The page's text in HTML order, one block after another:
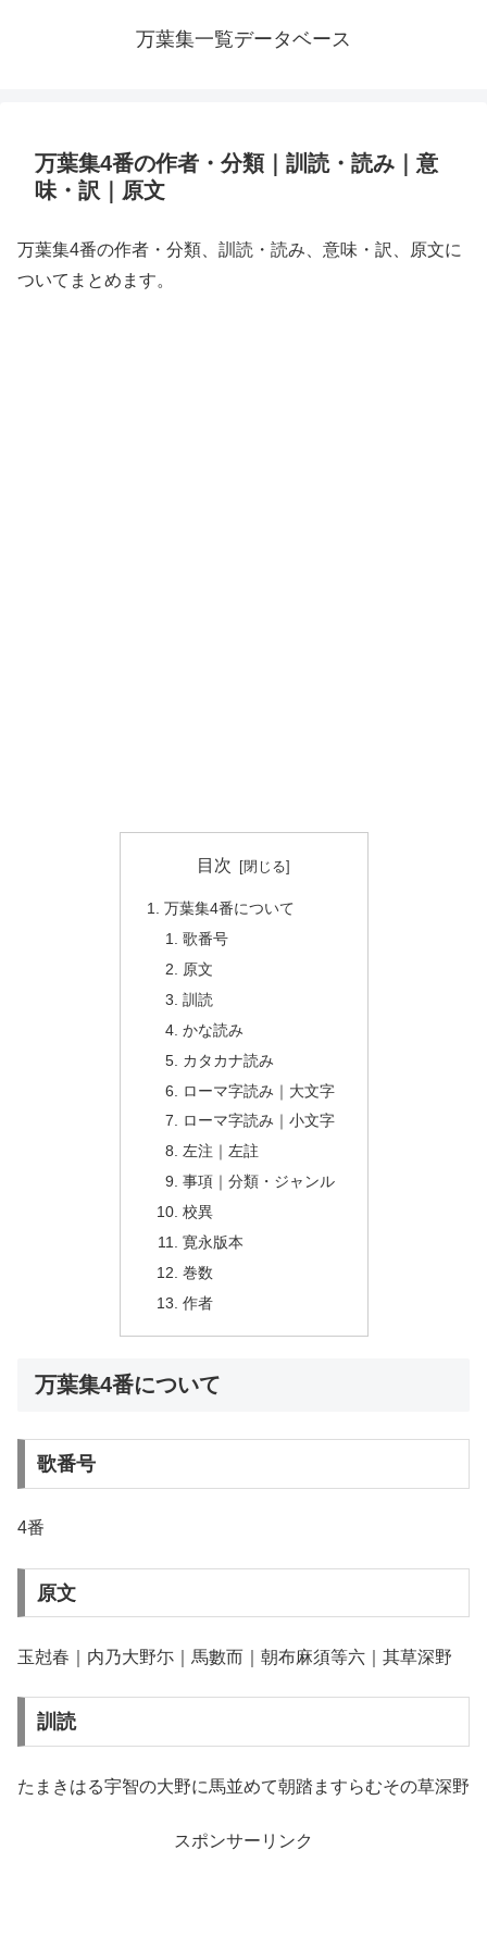
万葉集一覧データベース
万葉集4番の作者・分類｜訓読・読み｜意
味・訳｜原文
万葉集4番の作者・分類、訓読・読み、意味・訳、原文に
ついてまとめます。
目次
万葉集4番について
歌番号
原文
訓読
かな読み
カタカナ読み
ローマ字読み｜大文字
ローマ字読み｜小文字
左注｜左註
事項｜分類・ジャンル
校異
寛永版本
巻数
作者
万葉集4番について
歌番号
4番
原文
玉尅春｜内乃大野尓｜馬數而｜朝布麻須等六｜其草深野
訓読
たまきはる宇智の大野に馬並めて朝踏ますらむその草深野
スポンサーリンク